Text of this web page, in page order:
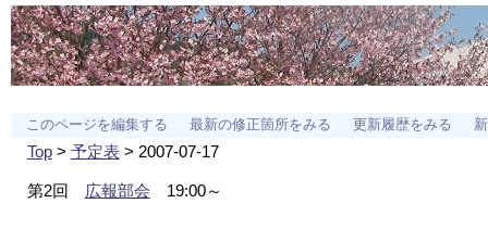
このページを編集する 最新の修正箇所をみる 更新履歴をみる
Top> 予定表> 2007-07-17
第2回 広報部会 19:00～